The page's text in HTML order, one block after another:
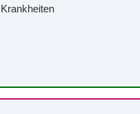
Krankheiten